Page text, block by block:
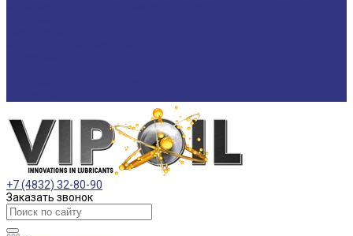
+7 (4832) 32-80-90
Заказать звонок